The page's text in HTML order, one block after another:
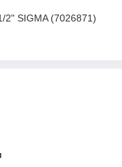
SIGMA (7026871)